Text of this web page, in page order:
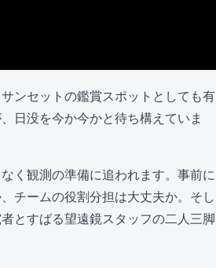
ンセットの鑑賞スポットとしても有
日没を今か今かと待ち構えていま
く観測の準備に追われます。事前に
チームの役割分担は大丈夫か。そし
とすばる望遠鏡スタッフの二人三脚